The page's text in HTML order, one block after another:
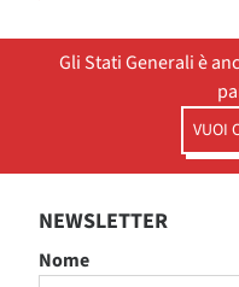
Gli Stati Generali è
VUOI
NEWSLETTER
Nome